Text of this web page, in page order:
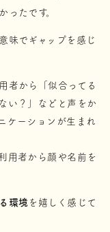
ったです。
味でギャップを感じ
者から「似合ってる
い？」などと声をか
ケーションが生まれ
用者から顔や名前を
環境 を嬉しく感じて